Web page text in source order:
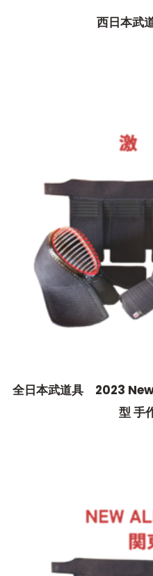
西日本武
全日本武道具 2023
型 手